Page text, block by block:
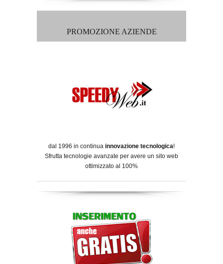
PROMOZIONE AZIENDE
dal 1996 in continua innovazione tecnologica!
Sfrutta tecnologie avanzate per avere un sito web
ottimizzato al 100%